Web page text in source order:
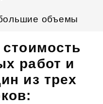
объемы
работ и
из трех